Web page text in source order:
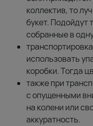
коллектив, то
букет. Подойдут
собранные в
использовать
коробки. Тогда
также при
с опущенными
на колени или
аккуратность.